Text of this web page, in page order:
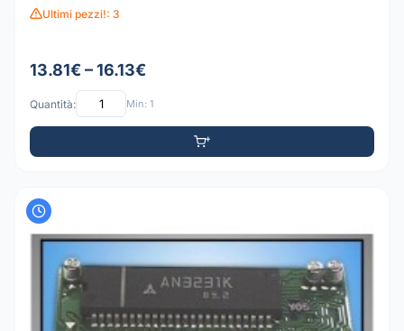
Ultimi pezzi!: 3
13.81€ – 16.13€
Quantità: Min: 1